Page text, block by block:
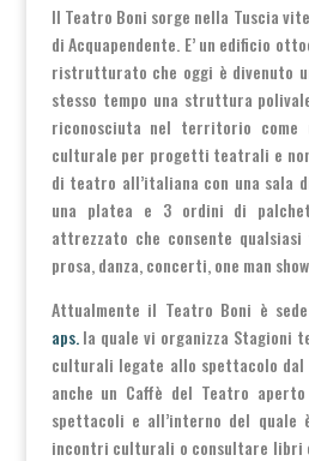
Il Teatro Boni sorge nella Tuscia
di Acquapendente. E’ un edificio
ristrutturato che oggi è divenuto
stesso tempo una struttura
riconosciuta nel territorio come
culturale per progetti teatrali e
di teatro all’italiana con una sala
una platea e 3 ordini di
attrezzato che consente
prosa, danza, concerti, one man
Attualmente il Teatro Boni è sede
aps.la quale vi organizza Stagioni
culturali legate allo spettacolo
anche un Caffè del Teatro
spettacoli e all’interno del quale
incontri culturali o consultare libri